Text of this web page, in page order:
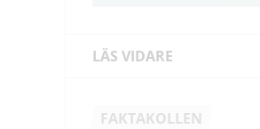
LÄS VIDARE
FAKTAKOLLEN